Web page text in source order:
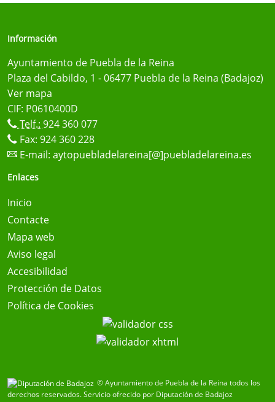
Información
Ayuntamiento de Puebla de la Reina
Plaza del Cabildo, 1 - 06477 Puebla de la Reina (Badajoz)
Ver mapa
CIF: P0610400D
Telf.: 924 360 077
Fax: 924 360 228
E-mail: aytopuebladelareina[@]puebladelareina.es
Enlaces
Inicio
Contacte
Mapa web
Aviso legal
Accesibilidad
Protección de Datos
Política de Cookies
© Ayuntamiento de Puebla de la Reina todos los
derechos reservados.Servicio ofrecido por Diputación de Badajoz